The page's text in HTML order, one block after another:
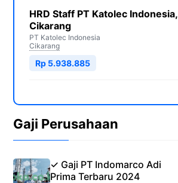
HRD Staff PT Katolec Indonesia,
Cikarang
PT Katolec Indonesia
Cikarang
Rp 5.938.885
Gaji Perusahaan
✓ Gaji PT Indomarco Adi
Prima Terbaru 2024